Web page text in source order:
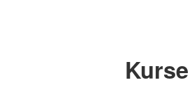
Kurse